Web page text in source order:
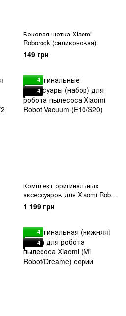
Боковая щетка Xiaomi
Roborock (силиконовая)
149 грн
4
4
Комплект оригинальных
аксессуаров для Xiaomi Robot
Vacuum (E10/S20)
1 199 грн
4
4